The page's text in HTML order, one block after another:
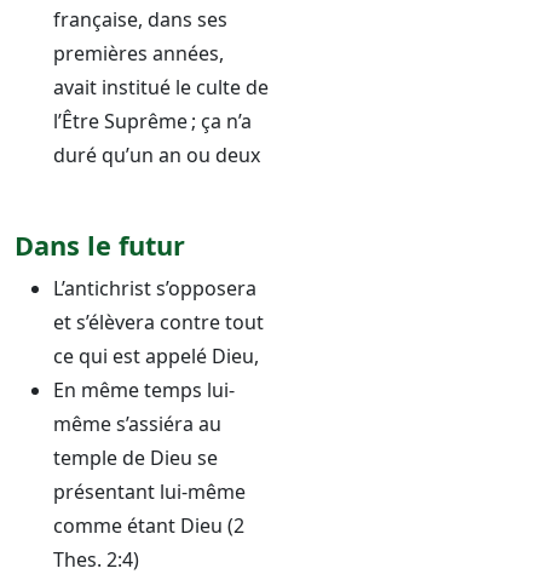
française, dans ses
premières années,
avait institué le culte de
l’Être Suprême ; ça n’a
duré qu’un an ou deux
Dans le futur
L’antichrist s’opposera
et s’élèvera contre tout
ce qui est appelé Dieu,
En même temps lui-
même s’assiéra au
temple de Dieu se
présentant lui-même
comme étant Dieu (2
Thes. 2:4)